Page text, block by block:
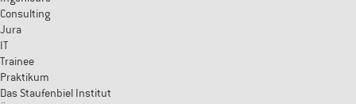
Consulting
Jura
IT
Trainee
Praktikum
Das Staufenbiel Institut